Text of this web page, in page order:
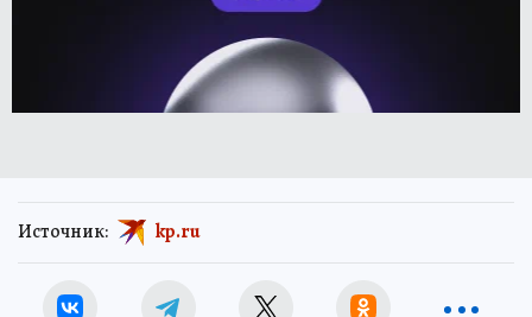
Источник: kp.ru